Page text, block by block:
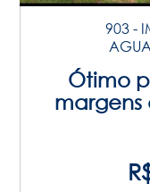
903 -
Ótimo
margens